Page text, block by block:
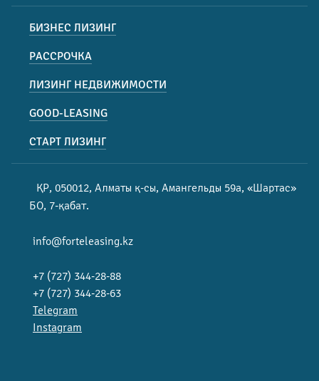
БИЗНЕС ЛИЗИНГ
РАССРОЧКА
ЛИЗИНГ НЕДВИЖИМОСТИ
GOOD-LEASING
СТАРТ ЛИЗИНГ
ҚР, 050012, Алматы қ-сы, Амангельды 59а, «Шартас»
БО, 7-қабат.
info@forteleasing.kz
+7 (727) 344-28-88
+7 (727) 344-28-63
Telegram
Instagram